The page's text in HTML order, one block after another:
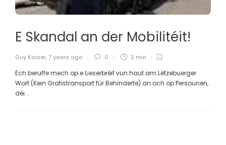
E Skandal an der Mobilitéit!
Guy Kaiser, 7 years ago 0 2 min
Ech beruffe mech op e Lieserbréif vun haut am Lëtzebuerger
Wort (Kein Gratistransport für Behinderte) an och op Persounen,
déi...